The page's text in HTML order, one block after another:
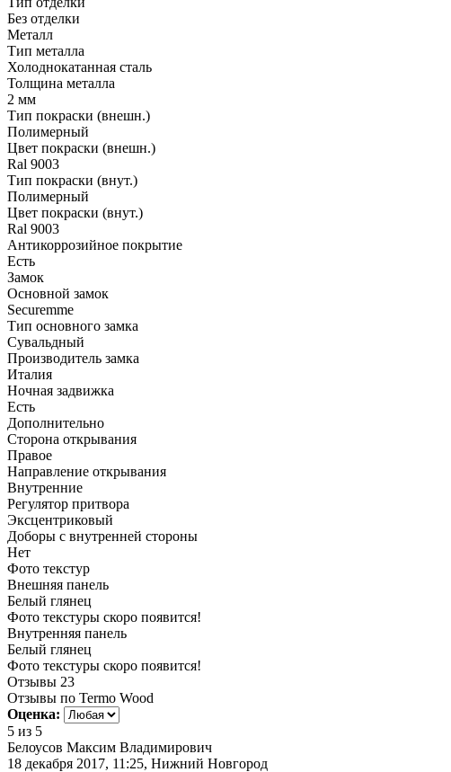
Без отделки
Металл
Тип металла
Холоднокатанная сталь
Толщина металла
2 мм
Тип покраски (внешн.)
Полимерный
Цвет покраски (внешн.)
Ral 9003
Тип покраски (внут.)
Полимерный
Цвет покраски (внут.)
Ral 9003
Антикоррозийное покрытие
Есть
Замок
Основной замок
Securemme
Тип основного замка
Сувальдный
Производитель замка
Италия
Ночная задвижка
Есть
Дополнительно
Сторона открывания
Правое
Направление открывания
Внутренние
Регулятор притвора
Эксцентриковый
Доборы с внутренней стороны
Нет
Фото текстур
Внешняя панель
Белый глянец
Фото текстуры скоро появится!
Внутренняя панель
Белый глянец
Фото текстуры скоро появится!
Отзывы 23
Отзывы по Termo Wood
Оценка:
5 из 5
Белоусов Максим Владимирович
18 декабря 2017, 11:25, Нижний Новгород